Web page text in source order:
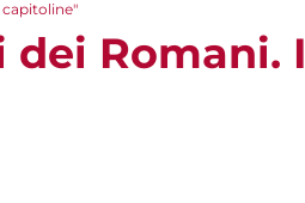
capitoline"
Romani. I